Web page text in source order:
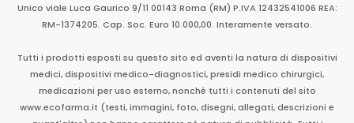
Unico viale Luca Gaurico 9/11 00143 Roma (RM) P.IVA 12432541006 REA:
RM-1374205. Cap. Soc. Euro 10.000,00. Interamente versato.
Tutti i prodotti esposti su questo sito ed aventi la natura di dispositivi
medici, dispositivi medico-diagnostici, presidi medico chirurgici,
medicazioni per uso esterno, nonché tutti i contenuti del sito
www.ecofarma.it (testi, immagini, foto, disegni, allegati, descrizioni e